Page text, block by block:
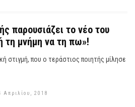
παρουσιάζει το νέο του
τη μνήμη να τη πω»!
στιγμή, που ο τεράστιος ποιητής μίλησε
Απριλίου, 2018